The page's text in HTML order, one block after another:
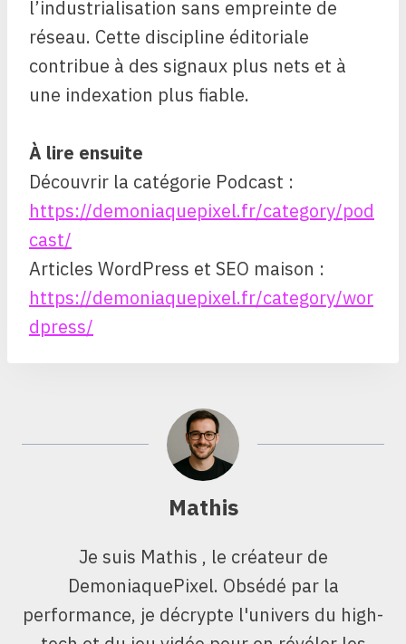
l’industrialisation sans empreinte de
réseau. Cette discipline éditoriale
contribue à des signaux plus nets et à
une indexation plus fiable.
À lire ensuite
Découvrir la catégorie Podcast :
https://demoniaquepixel.fr/category/pod
cast/
Articles WordPress et SEO maison :
https://demoniaquepixel.fr/category/wor
dpress/
Mathis
Je suis Mathis , le créateur de
DemoniaquePixel. Obsédé par la
performance, je décrypte l'univers du high-